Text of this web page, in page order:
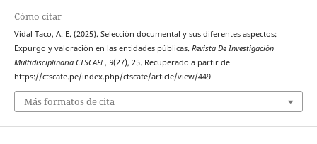
Cómo citar
Vidal Taco, A. E. (2025). Selección documental y sus diferentes aspectos:
Expurgo y valoración en las entidades públicas. Revista De Investigación
Multidisciplinaria CTSCAFE, 9(27), 25. Recuperado a partir de
https://ctscafe.pe/index.php/ctscafe/article/view/449
Más formatos de cita